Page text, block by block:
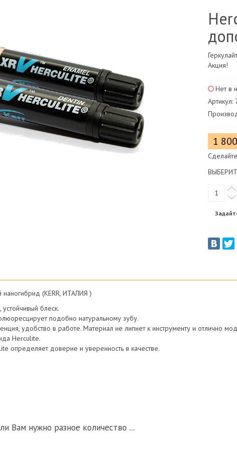
Акция!
Нет в
1
(KERR, ИТАЛИЯ )
блеск.
подобно натуральному зубу.
удобство в работе. Материал не липнет к инструменту и отлично
Herculite.
определяет доверие и уверенность в качестве.
Вам нужно разное количество ...